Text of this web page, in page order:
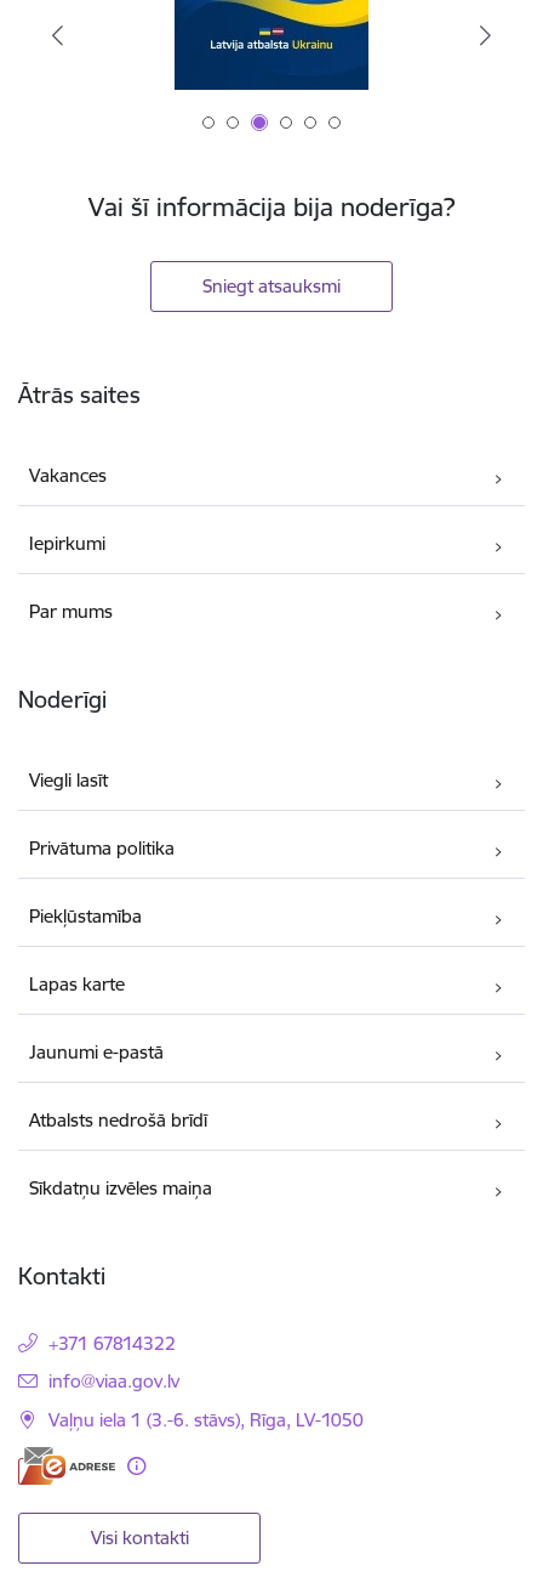
Vai šī informācija bija noderīga?
Sniegt atsauksmi
Ātrās saites
Vakances
Iepirkumi
Par mums
Noderīgi
Viegli lasīt
Privātuma politika
Piekļūstamība
Lapas karte
Jaunumi e-pastā
Atbalsts nedrošā brīdī
Sīkdatņu izvēles maiņa
Kontakti
+371 67814322
E-pasts:
info@viaa.gov.lv
Vaļņu iela 1 (3.-6. stāvs), Rīga, LV-1050
Visi kontakti